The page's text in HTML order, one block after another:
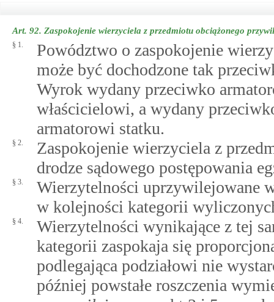
Art. 92. Zaspokojenie wierzyciela z przedmiotu obciążonego
§ 1.
Powództwo o zaspokojenie
może być dochodzone tak
Wyrok wydany przeciwko
właścicielowi, a wydany
armatorowi statku.
§ 2.
Zaspokojenie wierzyciela z
drodze sądowego postępowania
§ 3.
Wierzytelności uprzywilejowane
w kolejności kategorii
§ 4.
Wierzytelności wynikające z tej
kategorii zaspokaja się
podlegająca podziałowi nie
później powstałe roszczenia